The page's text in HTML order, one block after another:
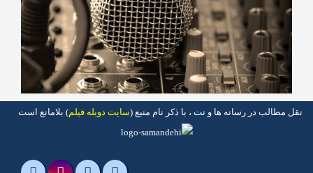
در رسانه ها و نت ، با ذکر نام منبع (سایت دوبله فیلم) بلامانع است